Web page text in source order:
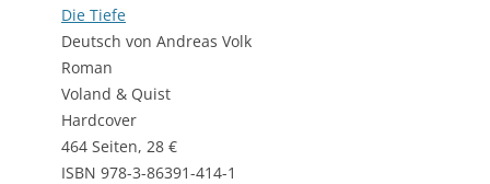
Die Tiefe
Deutsch von Andreas Volk
Roman
Voland & Quist
Hardcover
464 Seiten, 28 €
ISBN 978-3-86391-414-1